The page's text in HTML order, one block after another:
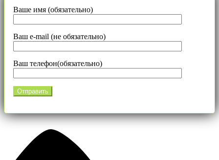
Ваше имя (обязательно)
Ваш e-mail (не обязательно)
Ваш телефон(обязательно)